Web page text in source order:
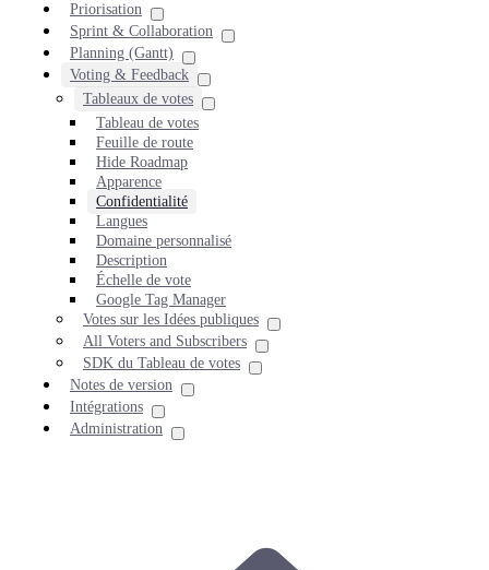
Priorisation
Sprint & Collaboration
Planning (Gantt)
Voting & Feedback
Tableaux de votes
Tableau de votes
Feuille de route
Hide Roadmap
Apparence
Confidentialité
Langues
Domaine personnalisé
Description
Échelle de vote
Google Tag Manager
Votes sur les Idées publiques
All Voters and Subscribers
SDK du Tableau de votes
Notes de version
Intégrations
Administration